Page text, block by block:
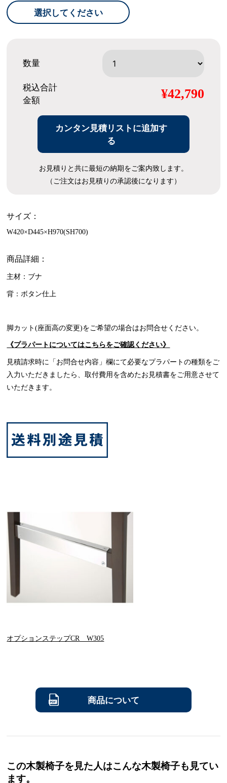
選択してください
数量
税込合計
金額
¥42,790
カンタン見積リストに追加す
る
お見積りと共に最短の納期をご案内致します。
（ご注文はお見積りの承認後になります）
サイズ：
W420×D445×H970(SH700)
商品詳細：
主材：ブナ
背：ボタン仕上
脚カット(座面高の変更)をご希望の場合はお問合せください。
《プラパートについてはこちらをご確認ください》
見積請求時に「お問合せ内容」欄にて必要なプラパートの種類をご
入力いただきましたら、取付費用を含めたお見積書をご用意させて
いただきます。
オプションステップCR W305
商品について
この木製椅子を見た人はこんな木製椅子も見てい
ます。